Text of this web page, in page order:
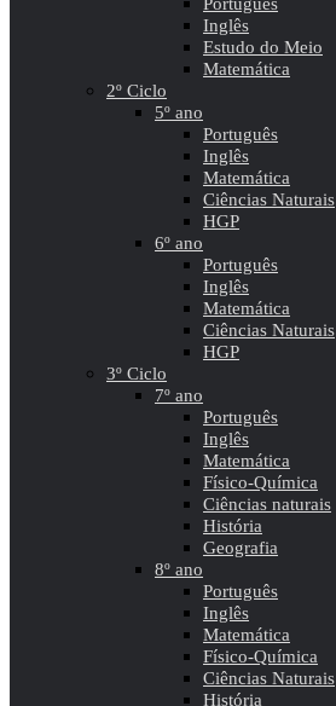
Inglês
Estudo do Meio
Matemática
2º Ciclo
5º ano
Português
Inglês
Matemática
Ciências Naturais
HGP
6º ano
Português
Inglês
Matemática
Ciências Naturais
HGP
3º Ciclo
7º ano
Português
Inglês
Matemática
Físico-Química
Ciências naturais
História
Geografia
8º ano
Português
Inglês
Matemática
Físico-Química
Ciências Naturais
História